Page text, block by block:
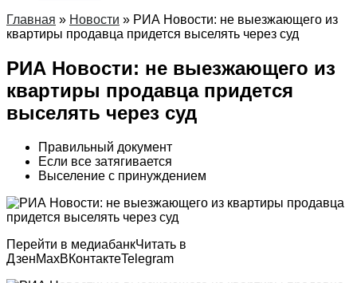
Главная » Новости » РИА Новости: не выезжающего из
квартиры продавца придется выселять через суд
РИА Новости: не выезжающего из
квартиры продавца придется
выселять через суд
Правильный документ
Если все затягивается
Выселение с принуждением
Перейти в медиабанкЧитать в
ДзенMaxВКонтактеTelegram